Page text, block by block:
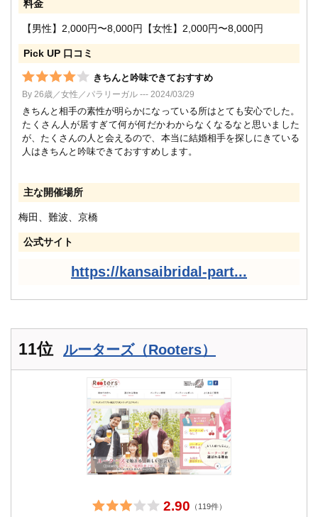
料金
【男性】2,000円〜8,000円【女性】2,000円〜8,000円
Pick UP 口コミ
きちんと吟味できておすすめ
By 26歳／女性／パラリーガル --- 2024/03/29
きちんと相手の素性が明らかになっている所はとても安心でした。
たくさん人が居すぎて何が何だかわからなくなるなと思いました
が、たくさんの人と会えるので、本当に結婚相手を探しにきている
人はきちんと吟味できておすすめします。
主な開催場所
梅田、難波、京橋
公式サイト
https://kansaibridal-part...
11位 ルーターズ（Rooters）
2.90 （119件）